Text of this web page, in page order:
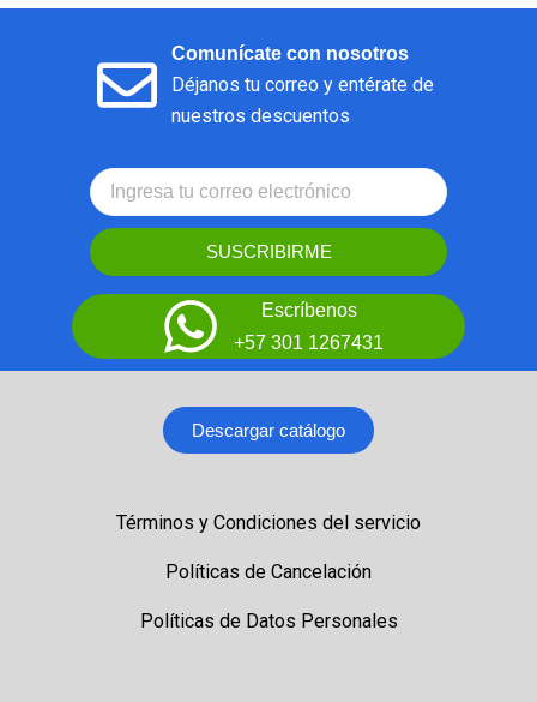
Comunícate con nosotros
Déjanos tu correo y entérate de
nuestros descuentos
SUSCRIBIRME
Escríbenos
+57 301 1267431
Descargar catálogo
Términos y Condiciones del servicio
Políticas de Cancelación
Políticas de Datos Personales